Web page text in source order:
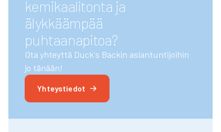
kemikaalitonta ja
älykkäämpää
puhtaanapitoa?
Ota yhteyttä Duck's Backin asiantuntijoihin
jo tänään!
Yhteystiedot